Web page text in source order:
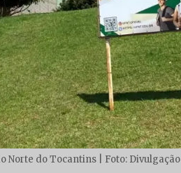
Norte do Tocantins | Foto: Divulgação